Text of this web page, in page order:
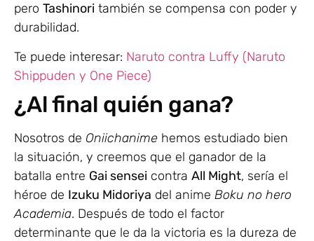
pero Tashinori también se compensa con poder y
durabilidad.
Te puede interesar: Naruto contra Luffy (Naruto
Shippuden y One Piece)
¿Al final quién gana?
Nosotros de Oniichanime hemos estudiado bien
la situación, y creemos que el ganador de la
batalla entre Gai sensei contra All Might, sería el
héroe de Izuku Midoriya del anime Boku no hero
Academia. Después de todo el factor
determinante que le da la victoria es la dureza de